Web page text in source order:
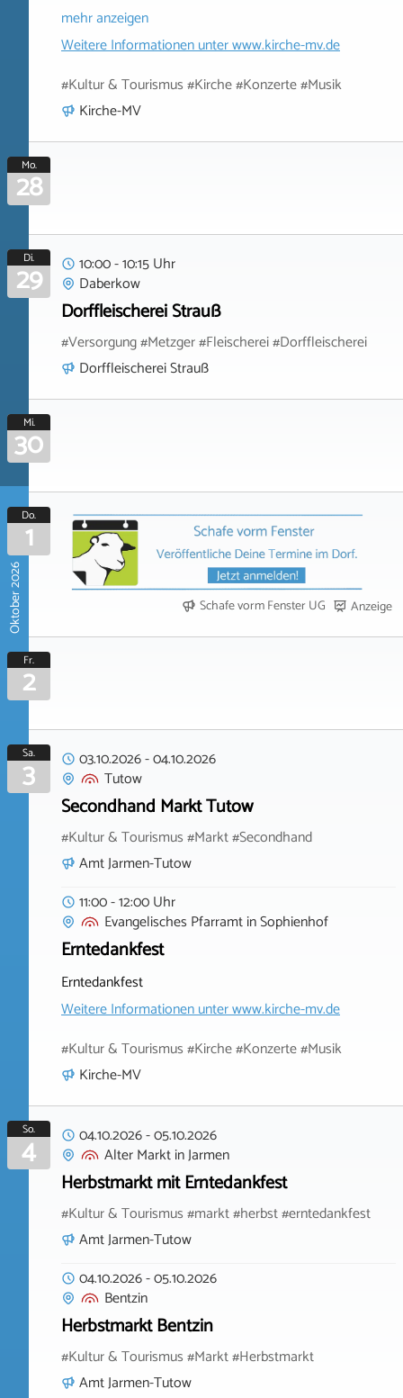
mehr anzeigen
Weitere Informationen unterwww.kirche-mv.de
#Kultur & Tourismus #Kirche #Konzerte #Musik
Kirche-MV
Mo.
28
Di.
29
10:00 - 10:15 Uhr
Daberkow
Dorffleischerei Strauß
#Versorgung #Metzger #Fleischerei #Dorffleischerei
Dorffleischerei Strauß
Mi.
30
Oktober 2026
Do.
1
Schafe vorm Fenster UG Anzeige
Fr.
2
Sa.
3 03.10.2026-04.10.2026
Tutow
Secondhand Markt Tutow
#Kultur & Tourismus #Markt #Secondhand
Amt Jarmen-Tutow
11:00 - 12:00 Uhr
Evangelisches PfarramtinSophienhof
Erntedankfest
Erntedankfest
Weitere Informationen unterwww.kirche-mv.de
#Kultur & Tourismus #Kirche #Konzerte #Musik
Kirche-MV
So.
4 04.10.2026-05.10.2026
Alter MarktinJarmen
Herbstmarkt mit Erntedankfest
#Kultur & Tourismus #markt #herbst #erntedankfest
Amt Jarmen-Tutow
04.10.2026-05.10.2026
Bentzin
Herbstmarkt Bentzin
#Kultur & Tourismus #Markt #Herbstmarkt
Amt Jarmen-Tutow